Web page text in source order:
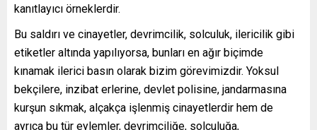
kanıtlayıcı örneklerdir.
Bu saldırı ve cinayetler, devrimcilik, solculuk, ilericilik gibi
etiketler altında yapılıyorsa, bunları en ağır biçimde
kınamak ilerici basın olarak bizim görevimizdir. Yoksul
bekçilere, inzibat erlerine, devlet polisine, jandarmasına
kurşun sıkmak, alçakça işlenmiş cinayetlerdir hem de
ayrıca bu tür eylemler, devrimciliğe, solculuğa,